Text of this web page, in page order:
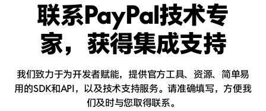
联系PayPal技术专
家， 获得集成支持
我们致力于为开发者赋能，提供官方工具、资源、简单易
用的SDK和API，以及技术支持服务。请准确填写，方便我
们及时与您取得联系。